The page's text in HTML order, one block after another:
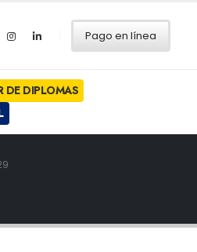
Pago en línea
DE DIPLOMAS